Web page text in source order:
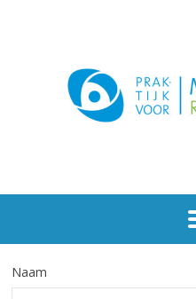
Naam